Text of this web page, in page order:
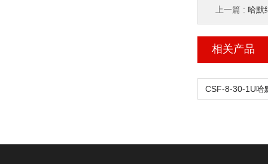
上一篇 : 哈默
相关产品